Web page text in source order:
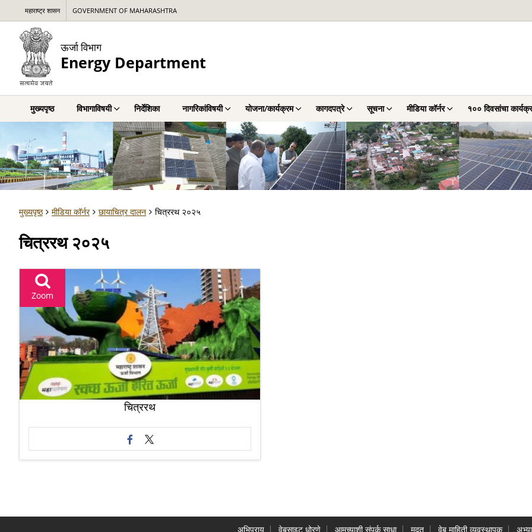
महाराष्ट्र शासन GOVERNMENT OF MAHARASHTRA
ऊर्जा विभाग
Energy Department
मुख्यपृष्ठ विभागाविषयी निर्देशिका नागरिकांविषयी योजना/कार्यक्रम कागदपत्रे सूचना मीडिया कॉर्नर १०० दिवसांचा
मुख्यपृष्ठ मीडिया कॉर्नर छायाचित्र दालन चित्ररथ २०२५
चित्ररथ २०२५
Zoom
चित्ररथ
अभिप्राय वेबसाइट धोरणे आमच्याशी संपर्क साधा मदत वेब माहिती व्यवस्थापक